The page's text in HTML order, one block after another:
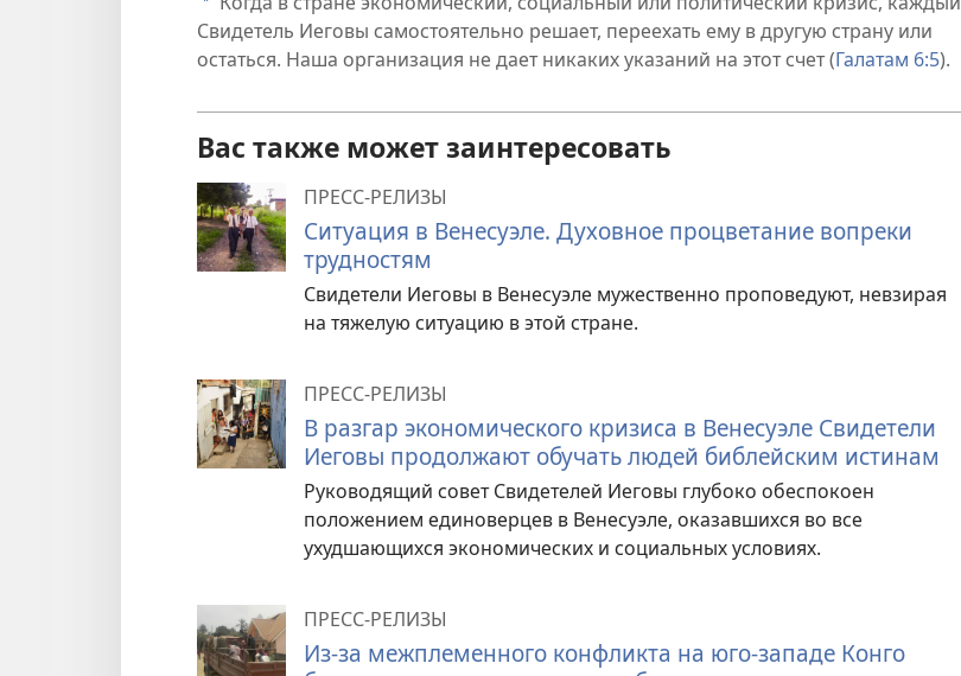
Свидетель Иеговы самостоятельно решает, переехать ему в другую страну или
остаться. Наша организация не дает никаких указаний на этот счет (Галатам 6:5).
Вас также может заинтересовать
ПРЕСС-РЕЛИЗЫ
Ситуация в Венесуэле. Духовное процветание вопреки
трудностям
Свидетели Иеговы в Венесуэле мужественно проповедуют, невзирая
на тяжелую ситуацию в этой стране.
ПРЕСС-РЕЛИЗЫ
В разгар экономического кризиса в Венесуэле Свидетели
Иеговы продолжают обучать людей библейским истинам
Руководящий совет Свидетелей Иеговы глубоко обеспокоен
положением единоверцев в Венесуэле, оказавшихся во все
ухудшающихся экономических и социальных условиях.
ПРЕСС-РЕЛИЗЫ
Из-за межплеменного конфликта на юго-западе Конго